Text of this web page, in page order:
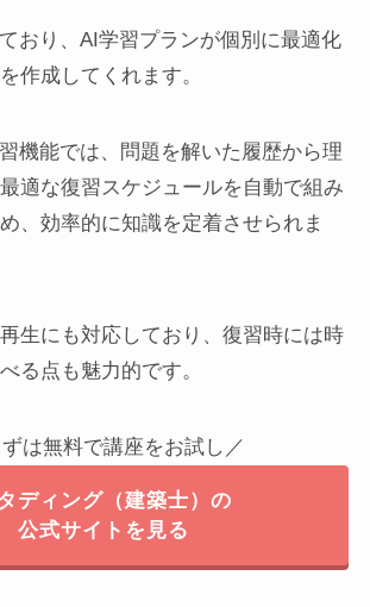
おり、AI学習プランが個別に最適化
作成してくれます。
機能では、問題を解いた履歴から理
適な復習スケジュールを自動で組み
、効率的に知識を定着させられま
生にも対応しており、復習時には時
る点も魅力的です。
は無料で講座をお試し／
ディング（建築士）の
公式サイトを見る